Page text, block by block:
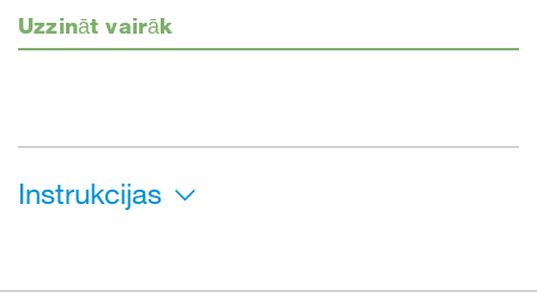
Uzzināt vairāk
Instrukcijas